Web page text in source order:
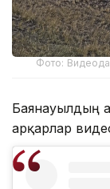
Фото:
Баянауылдың
арқарлар